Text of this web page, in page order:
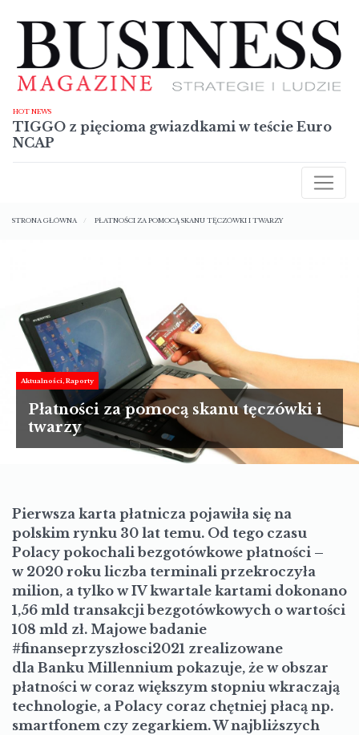
HOT NEWS
TIGGO z pięcioma gwiazdkami w teście Euro
NCAP
RAPORTY
NIERUCHOMOŚCI
TURYSTYKA
MOTORYZACJA
LIFESTYLE
nawigacyjna
STRONA GŁÓWNA PŁATNOŚCI ZA POMOCĄ SKANU TĘCZÓWKI I TWARZY
Aktualności Raporty
Płatności za pomocą skanu tęczówki i
twarzy
Pierwsza karta płatnicza pojawiła się na
polskim rynku 30 lat temu. Od tego czasu
Polacy pokochali bezgotówkowe płatności –
w 2020 roku liczba terminali przekroczyła
milion, a tylko w IV kwartale kartami dokonano
1,56 mld transakcji bezgotówkowych o wartości
108 mld zł. Majowe badanie
#finanseprzyszłosci2021 zrealizowane
dla Banku Millennium pokazuje, że w obszar
płatności w coraz większym stopniu wkraczają
technologie, a Polacy coraz chętniej płacą np.
smartfonem czy zegarkiem. W najbliższych